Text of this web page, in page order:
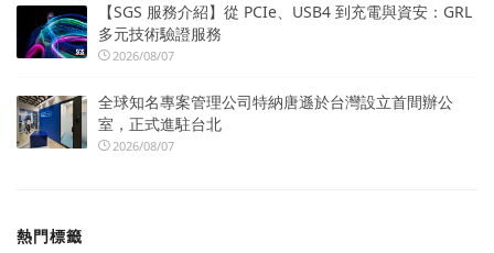
【SGS 服務介紹】從 PCIe、USB4 到充電與資安：GRL
多元技術驗證服務
2026/08/07
全球知名專案管理公司特納唐遜於台灣設立首間辦公
室，正式進駐台北
2026/08/07
熱門標籤